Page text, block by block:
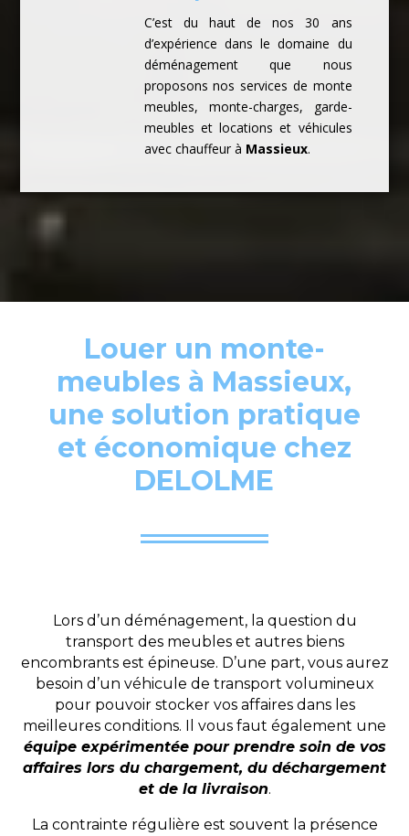
C’est du haut de nos 30 ans
d’expérience dans le domaine du
déménagement que nous
proposons nos services de monte
meubles, monte-charges, garde-
meubles et locations et véhicules
avec chauffeur à Massieux.
Louer un monte-
meubles à Massieux,
une solution pratique
et économique chez
DELOLME
Lors d’un déménagement, la question du
transport des meubles et autres biens
encombrants est épineuse. D’une part, vous aurez
besoin d’un véhicule de transport volumineux
pour pouvoir stocker vos affaires dans les
meilleures conditions. Il vous faut également une
équipe expérimentée pour prendre soin de vos
affaires lors du chargement, du déchargement
et de la livraison.
La contrainte régulière est souvent la présence